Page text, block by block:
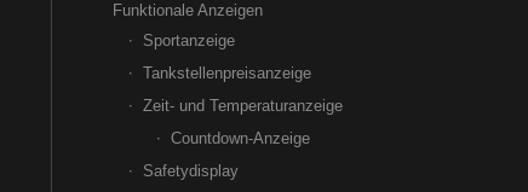
Funktionale Anzeigen
Sportanzeige
Tankstellenpreisanzeige
Zeit- und Temperaturanzeige
Countdown-Anzeige
Safetydisplay